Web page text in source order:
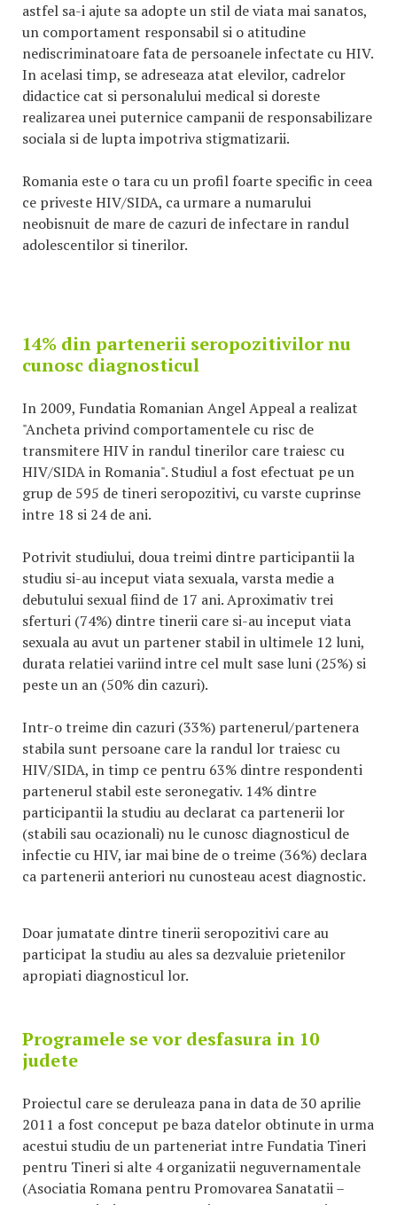
astfel sa-i ajute sa adopte un stil de viata mai sanatos,
un comportament responsabil si o atitudine
nediscriminatoare fata de persoanele infectate cu HIV.
In acelasi timp, se adreseaza atat elevilor, cadrelor
didactice cat si personalului medical si doreste
realizarea unei puternice campanii de responsabilizare
sociala si de lupta impotriva stigmatizarii.
Romania este o tara cu un profil foarte specific in ceea
ce priveste HIV/SIDA, ca urmare a numarului
neobisnuit de mare de cazuri de infectare in randul
adolescentilor si tinerilor.
14% din partenerii seropozitivilor nu
cunosc diagnosticul
In 2009, Fundatia Romanian Angel Appeal a realizat
"Ancheta privind comportamentele cu risc de
transmitere HIV in randul tinerilor care traiesc cu
HIV/SIDA in Romania". Studiul a fost efectuat pe un
grup de 595 de tineri seropozitivi, cu varste cuprinse
intre 18 si 24 de ani.
Potrivit studiului, doua treimi dintre participantii la
studiu si-au inceput viata sexuala, varsta medie a
debutului sexual fiind de 17 ani. Aproximativ trei
sferturi (74%) dintre tinerii care si-au inceput viata
sexuala au avut un partener stabil in ultimele 12 luni,
durata relatiei variind intre cel mult sase luni (25%) si
peste un an (50% din cazuri).
Intr-o treime din cazuri (33%) partenerul/partenera
stabila sunt persoane care la randul lor traiesc cu
HIV/SIDA, in timp ce pentru 63% dintre respondenti
partenerul stabil este seronegativ. 14% dintre
participantii la studiu au declarat ca partenerii lor
(stabili sau ocazionali) nu le cunosc diagnosticul de
infectie cu HIV, iar mai bine de o treime (36%) declara
ca partenerii anteriori nu cunosteau acest diagnostic.
Doar jumatate dintre tinerii seropozitivi care au
participat la studiu au ales sa dezvaluie prietenilor
apropiati diagnosticul lor.
Programele se vor desfasura in 10
judete
Proiectul care se deruleaza pana in data de 30 aprilie
2011 a fost conceput pe baza datelor obtinute in urma
acestui studiu de un parteneriat intre Fundatia Tineri
pentru Tineri si alte 4 organizatii neguvernamentale
(Asociatia Romana pentru Promovarea Sanatatii –